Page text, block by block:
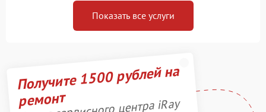
Показать все услуги
Получите 1500 рублей на
ремонт